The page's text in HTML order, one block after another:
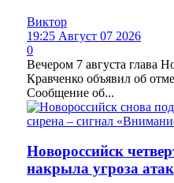
Виктор
19:25 Август 07 2026
0
Вечером 7 августа глава
Кравченко объявил об
Сообщение об...
Новороссийск
накрыла угроза